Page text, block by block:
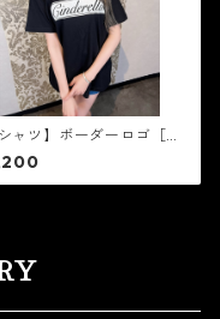
シャツ】ボーダーロゴ［黒